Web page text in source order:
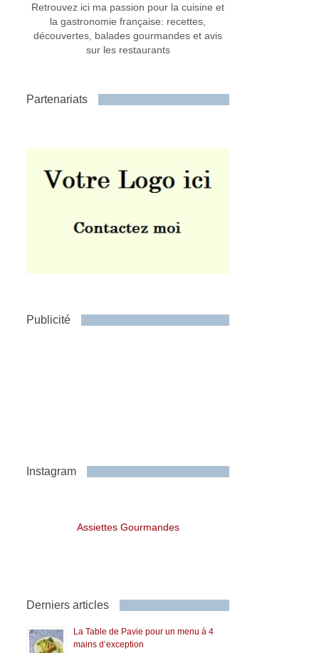
Retrouvez ici ma passion pour la cuisine et
la gastronomie française: recettes,
découvertes, balades gourmandes et avis
sur les restaurants
Partenariats
Publicité
Instagram
Assiettes Gourmandes
Derniers articles
La Table de Pavie pour un menu à 4
mains d’exception